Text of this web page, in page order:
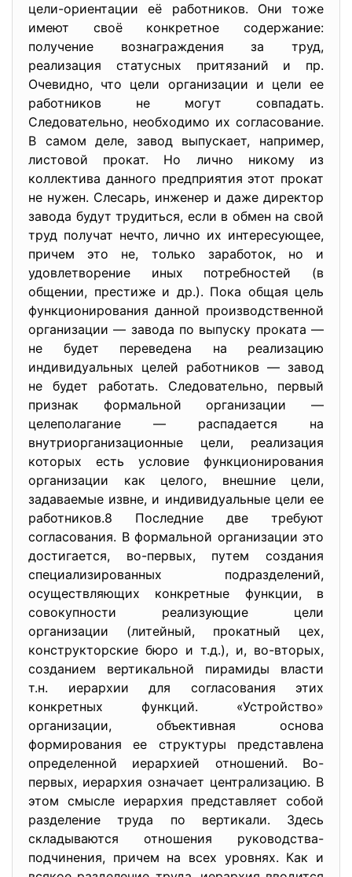
цели-ориентации её работников. Они тоже
имеют своё конкретное содержание:
получение вознаграждения за труд,
реализация статусных притязаний и пр.
Очевидно, что цели организации и цели ее
работников не могут совпадать.
Следовательно, необходимо их согласование.
В самом деле, завод выпускает, например,
листовой прокат. Но лично никому из
коллектива данного предприятия этот прокат
не нужен. Слесарь, инженер и даже директор
завода будут трудиться, если в обмен на свой
труд получат нечто, лично их интересующее,
причем это не, только заработок, но и
удовлетворение иных потребностей (в
общении, престиже и др.). Пока общая цель
функционирования данной производственной
организации — завода по выпуску проката —
не будет переведена на реализацию
индивидуальных целей работников — завод
не будет работать. Следовательно, первый
признак формальной организации —
целеполагание — распадается на
внутриорганизационные цели, реализация
которых есть условие функционирования
организации как целого, внешние цели,
задаваемые извне, и индивидуальные цели ее
работников.8 Последние две требуют
согласования. В формальной организации это
достигается, во-первых, путем создания
специализированных подразделений,
осуществляющих конкретные функции, в
совокупности реализующие цели
организации (литейный, прокатный цех,
конструкторские бюро и т.д.), и, во-вторых,
созданием вертикальной пирамиды власти
т.н. иерархии для согласования этих
конкретных функций. «Устройство»
организации, объективная основа
формирования ее структуры представлена
определенной иерархией отношений. Во-
первых, иерархия означает централизацию. В
этом смысле иерархия представляет собой
разделение труда по вертикали. Здесь
складываются отношения руководства-
подчинения, причем на всех уровнях. Как и